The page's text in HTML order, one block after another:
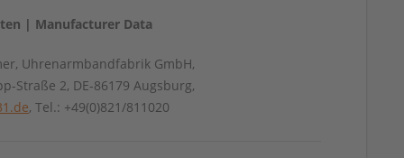
| Manufacturer Data
Uhrenarmbandfabrik GmbH,
Straße 2, DE-86179 Augsburg,
, Tel.: +49(0)821/811020